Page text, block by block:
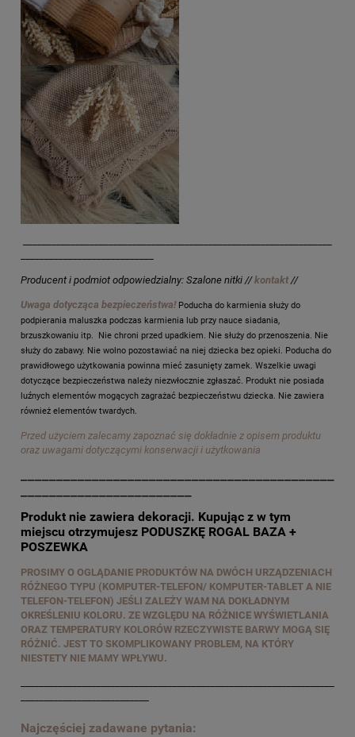
Producent i podmiot odpowiedzialny: Szalone nitki // kontakt //
Uwaga dotycząca bezpieczeństwa! Poducha do karmienia służy do
podpierania maluszka podczas karmienia lub przy nauce siadania,
brzuszkowaniu itp. Nie chroni przed upadkiem. Nie służy do przenoszenia. Nie
służy do zabawy. Nie wolno pozostawiać na niej dziecka bez opieki. Poducha do
prawidłowego użytkowania powinna mieć zasunięty zamek. Wszelkie uwagi
dotyczące bezpieczeństwa należy niezwłocznie zgłaszać. Produkt nie posiada
luźnych elementów mogących zagrażać bezpieczeństwu dziecka. Nie zawiera
również elementów twardych.
Przed użyciem zalecamy zapoznać się dokładnie z opisem produktu
oraz uwagami dotyczącymi konserwacji i użytkowania
Produkt nie zawiera dekoracji. Kupując z w tym
miejscu otrzymujesz PODUSZKĘ ROGAL BAZA +
POSZEWKA
PROSIMY O OGLĄDANIE PRODUKTÓW NA DWÓCH URZĄDZENIACH
RÓŻNEGO TYPU (KOMPUTER-TELEFON/ KOMPUTER-TABLET A NIE
TELEFON-TELEFON) JEŚLI ZALEŻY WAM NA DOKŁADNYM
OKREŚLENIU KOLORU. ZE WZGLĘDU NA RÓŻNICE WYŚWIETLANIA
ORAZ TEMPERATURY KOLORÓW RZECZYWISTE BARWY MOGĄ SIĘ
RÓŻNIĆ. JEST TO SKOMPLIKOWANY PROBLEM, NA KTÓRY
NIESTETY NIE MAMY WPŁYWU.
Najczęściej zadawane pytania: